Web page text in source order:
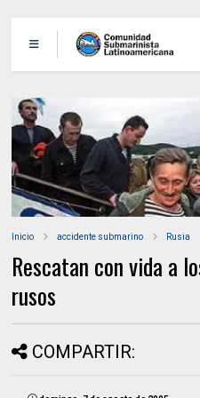
Inicio accidente submarino Rusia
Rescatan con vida a
rusos
COMPARTIR: